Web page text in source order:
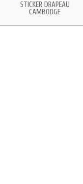
STICKER DRAPEAU
CAMBODGE